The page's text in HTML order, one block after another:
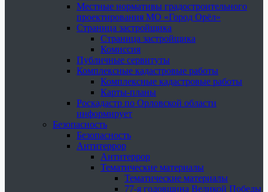
Местные нормативы градостроительного
проектирования МО «Город Орёл»
Страница застройщика
Страница застройщика
Комиссия
Публичные сервитуты
Комплексные кадастровые работы
Комплексные кадастровые работы
Карты-планы
Роскадастр по Орловской области
информирует
Безопасность
Безопасность
Антитеррор
Антитеррор
Тематические материалы
Тематические материалы
77-я годовщина Великой Победы